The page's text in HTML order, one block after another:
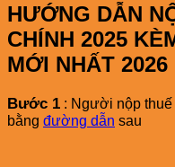
HƯỚNG DẪN
CHÍNH 2025
MỚI NHẤT 2026
Bước 1 : Người nộp thuế
bằng đường dẫn sau